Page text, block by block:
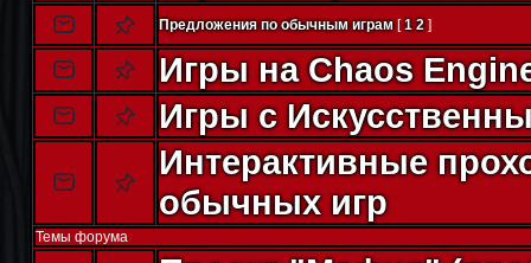
Предложения по обычным играм [1 2 ]
Игры на Chaos
Игры с
Интерактивные
обычных игр
Темы форума